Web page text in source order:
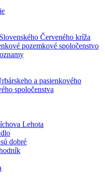
Červeného kríža
pozemkové spoločenstvo
a pasienkového
spoločenstva
Lehota
dobré